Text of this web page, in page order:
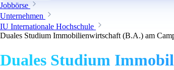
Jobbörse
Unternehmen
IU Internationale Hochschule
Duales Studium Immobilienwirtschaft (B.A.) am
Duales Studium